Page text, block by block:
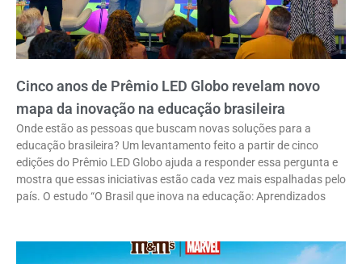
Cinco anos de Prêmio LED Globo revelam novo
mapa da inovação na educação brasileira
Onde estão as pessoas que buscam novas soluções para a
educação brasileira? Um levantamento feito a partir de cinco
edições do Prêmio LED Globo ajuda a responder essa pergunta e
mostra que essas iniciativas estão cada vez mais espalhadas pelo
país. O estudo “O Brasil que inova na educação: Aprendizados